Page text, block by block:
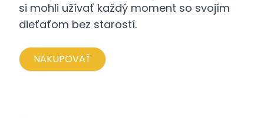
si mohli užívať každý moment so svojím
dieťaťom bez starostí.
NAKUPOVAŤ